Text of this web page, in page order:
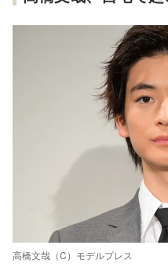
高橋文哉（C）モデルプレス